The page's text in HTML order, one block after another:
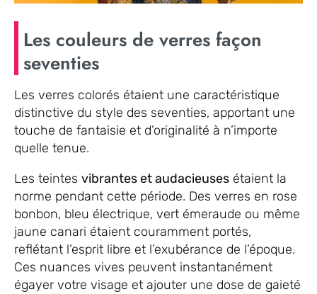
Les couleurs de verres façon
seventies
Les verres colorés étaient une caractéristique
distinctive du style des seventies, apportant une
touche de fantaisie et d’originalité à n’importe
quelle tenue.
Les teintes vibrantes et audacieuses étaient la
norme pendant cette période. Des verres en rose
bonbon, bleu électrique, vert émeraude ou même
jaune canari étaient couramment portés,
reflétant l’esprit libre et l’exubérance de l’époque.
Ces nuances vives peuvent instantanément
égayer votre visage et ajouter une dose de gaieté